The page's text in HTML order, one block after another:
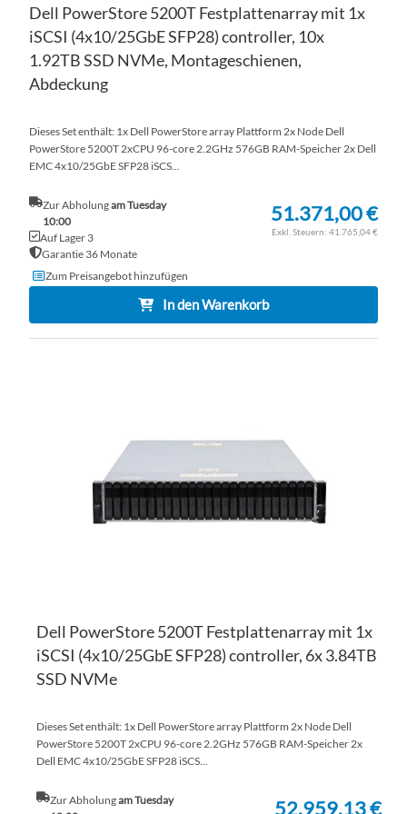
Dell PowerStore 5200T Festplattenarray mit 1x
iSCSI (4x10/25GbE SFP28) controller, 10x
1.92TB SSD NVMe, Montageschienen,
Abdeckung
Dieses Set enthält: 1x Dell PowerStore array Plattform 2x Node Dell
PowerStore 5200T 2xCPU 96-core 2.2GHz 576GB RAM-Speicher 2x Dell
EMC 4x10/25GbE SFP28 iSCS...
Zur Abholungam Tuesday
10:00
Auf Lager 3
Garantie 36 Monate
51.371,00 €
41.765,04 €
Zum Preisangebot hinzufügen
In den Warenkorb
Dell PowerStore 5200T Festplattenarray mit 1x
iSCSI (4x10/25GbE SFP28) controller, 6x 3.84TB
SSD NVMe
Dieses Set enthält: 1x Dell PowerStore array Plattform 2x Node Dell
PowerStore 5200T 2xCPU 96-core 2.2GHz 576GB RAM-Speicher 2x
Dell EMC 4x10/25GbE SFP28 iSCS...
Zur Abholungam Tuesday
52.959,13 €